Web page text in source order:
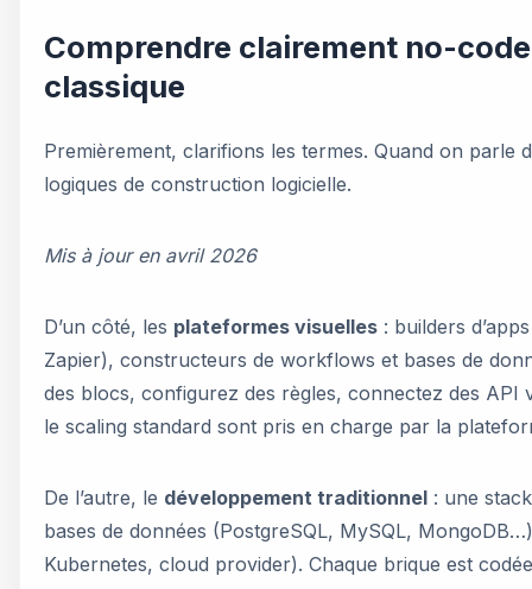
Comprendre clairement no-
classique
Premièrement, clarifions les termes. Quand on parle
logiques de construction logicielle.
Mis à jour en avril 2026
D’un côté, les plateformes visuelles : builders
Zapier), constructeurs de workflows et bases de
des blocs, configurez des règles, connectez des API
le scaling standard sont pris en charge par la
De l’autre, le développement traditionnel : une
bases de données (PostgreSQL, MySQL,
Kubernetes, cloud provider). Chaque brique est